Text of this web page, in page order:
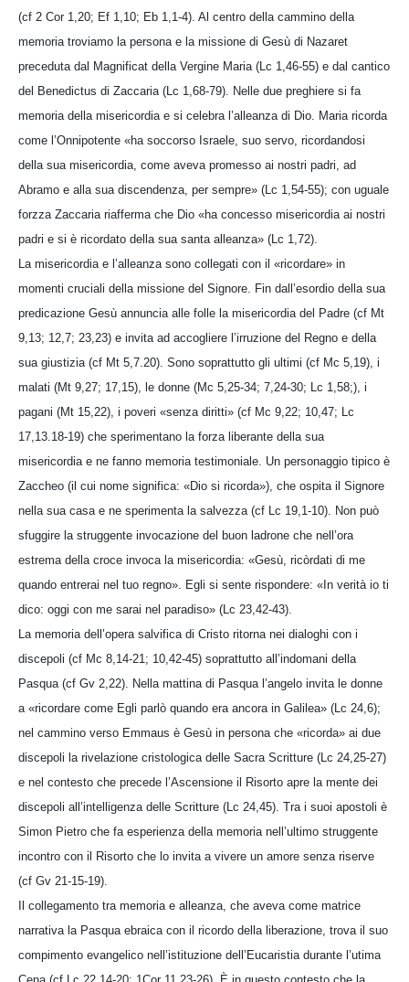
(cf 2 Cor 1,20; Ef 1,10; Eb 1,1-4). Al centro della cammino della
memoria troviamo la persona e la missione di Gesù di Nazaret
preceduta dal Magnificat della Vergine Maria (Lc 1,46-55) e dal cantico
del Benedictus di Zaccaria (Lc 1,68-79). Nelle due preghiere si fa
memoria della misericordia e si celebra l’alleanza di Dio. Maria ricorda
come l’Onnipotente «ha soccorso Israele, suo servo, ricordandosi
della sua misericordia, come aveva promesso ai nostri padri, ad
Abramo e alla sua discendenza, per sempre» (Lc 1,54-55); con uguale
forzza Zaccaria riafferma che Dio «ha concesso misericordia ai nostri
padri e si è ricordato della sua santa alleanza» (Lc 1,72).
La misericordia e l’alleanza sono collegati con il «ricordare» in
momenti cruciali della missione del Signore. Fin dall’esordio della sua
predicazione Gesù annuncia alle folle la misericordia del Padre (cf Mt
9,13; 12,7; 23,23) e invita ad accogliere l’irruzione del Regno e della
sua giustizia (cf Mt 5,7.20). Sono soprattutto gli ultimi (cf Mc 5,19), i
malati (Mt 9,27; 17,15), le donne (Mc 5,25-34; 7,24-30; Lc 1,58;), i
pagani (Mt 15,22), i poveri «senza diritti» (cf Mc 9,22; 10,47; Lc
17,13.18-19) che sperimentano la forza liberante della sua
misericordia e ne fanno memoria testimoniale. Un personaggio tipico è
Zaccheo (il cui nome significa: «Dio si ricorda»), che ospita il Signore
nella sua casa e ne sperimenta la salvezza (cf Lc 19,1-10). Non può
sfuggire la struggente invocazione del buon ladrone che nell’ora
estrema della croce invoca la misericordia: «Gesù, ricòrdati di me
quando entrerai nel tuo regno». Egli si sente rispondere: «In verità io ti
dico: oggi con me sarai nel paradiso» (Lc 23,42-43).
La memoria dell’opera salvifica di Cristo ritorna nei dialoghi con i
discepoli (cf Mc 8,14-21; 10,42-45) soprattutto all’indomani della
Pasqua (cf Gv 2,22). Nella mattina di Pasqua l’angelo invita le donne
a «ricordare come Egli parlò quando era ancora in Galilea» (Lc 24,6);
nel cammino verso Emmaus è Gesù in persona che «ricorda» ai due
discepoli la rivelazione cristologica delle Sacra Scritture (Lc 24,25-27)
e nel contesto che precede l’Ascensione il Risorto apre la mente dei
discepoli all’intelligenza delle Scritture (Lc 24,45). Tra i suoi apostoli è
Simon Pietro che fa esperienza della memoria nell’ultimo struggente
incontro con il Risorto che lo invita a vivere un amore senza riserve
(cf Gv 21-15-19).
Il collegamento tra memoria e alleanza, che aveva come matrice
narrativa la Pasqua ebraica con il ricordo della liberazione, trova il suo
compimento evangelico nell’istituzione dell’Eucaristia durante l’utima